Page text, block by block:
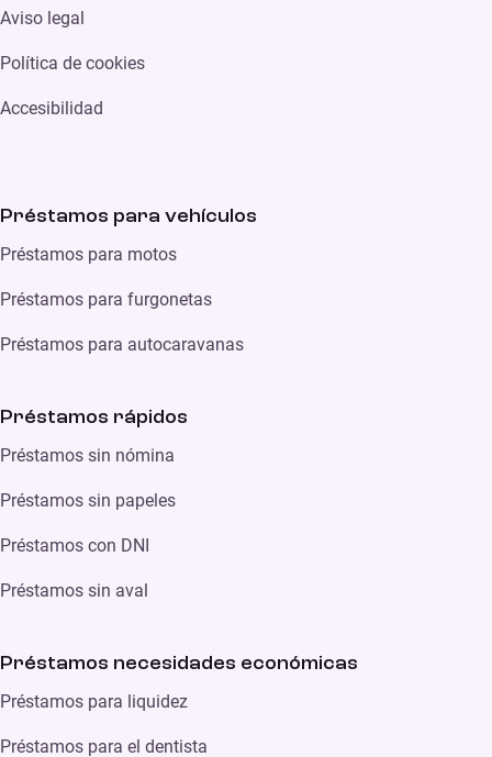
Aviso legal
Política de cookies
Accesibilidad
Préstamos para vehículos
Préstamos para motos
Préstamos para furgonetas
Préstamos para autocaravanas
Préstamos rápidos
Préstamos sin nómina
Préstamos sin papeles
Préstamos con DNI
Préstamos sin aval
Préstamos necesidades económicas
Préstamos para liquidez
Préstamos para el dentista